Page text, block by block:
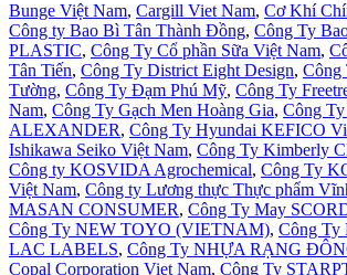
Bunge Việt Nam, Cargill Viet Nam, Cơ Khí
Công ty Bao Bì Tân Thành Đồng, Công Ty
PLASTIC, Công Ty Cổ phần Sữa Việt Nam,
Tân Tiến, Công Ty District Eight Design, Công
Tường, Công Ty Đạm Phú Mỹ, Công Ty
Nam, Công Ty Gạch Men Hoàng Gia, Công
ALEXANDER, Công Ty Hyundai KEFICO
Ishikawa Seiko Việt Nam, Công Ty Kimberly
Công ty KOSVIDA Agrochemical, Công Ty
Việt Nam, Công ty Lương thực Thực phẩm
MASAN CONSUMER, Công Ty May
Công Ty NEW TOYO (VIETNAM), Công Ty
LAC LABELS, Công Ty NHỰA RẠNG
Copal Corporation Viet Nam, Công Ty